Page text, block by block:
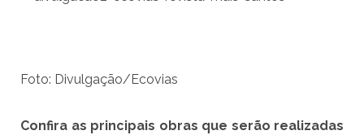
Foto: Divulgação/Ecovias
Confira as principais obras que serão realizadas